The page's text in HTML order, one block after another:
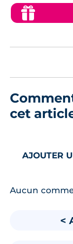
cet
AJOUTER
Aucun
<